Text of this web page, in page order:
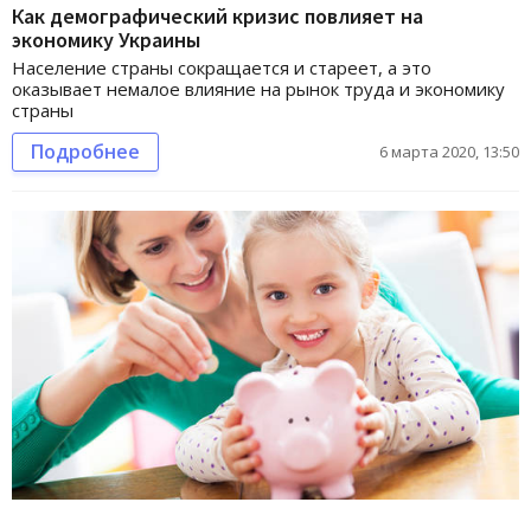
Как демографический кризис повлияет на
экономику Украины
Население страны сокращается и стареет, а это
оказывает немалое влияние на рынок труда и экономику
страны
Подробнее 6 марта 2020, 13:50